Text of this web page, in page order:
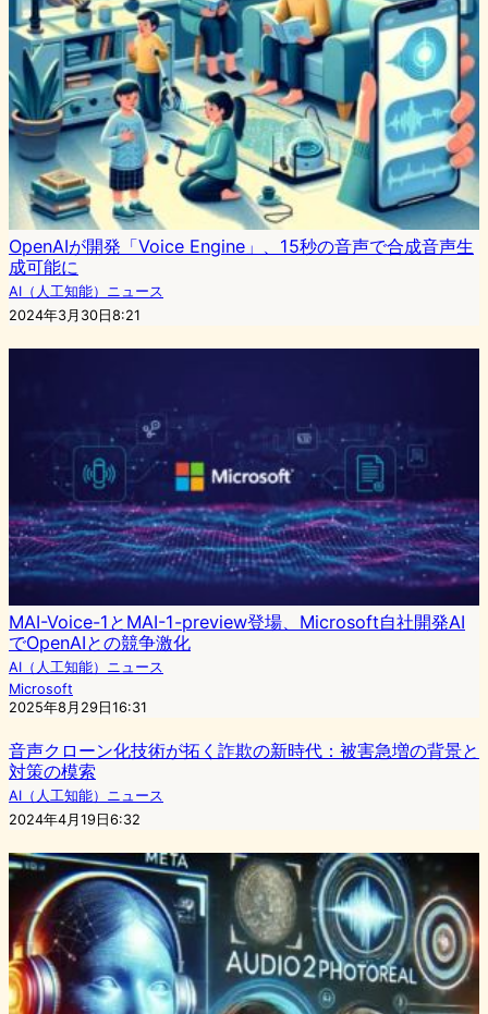
OpenAIが開発「Voice Engine」、15秒の音声で合成音声生
成可能に
AI（人工知能）ニュース
2024年3月30日8:21
MAI-Voice-1とMAI-1-preview登場、Microsoft自社開発AI
でOpenAIとの競争激化
AI（人工知能）ニュース
Microsoft
2025年8月29日16:31
音声クローン化技術が拓く詐欺の新時代：被害急増の背景と
対策の模索
AI（人工知能）ニュース
2024年4月19日6:32